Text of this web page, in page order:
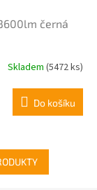
černá
Skladem (5472 ks)
Do košíku